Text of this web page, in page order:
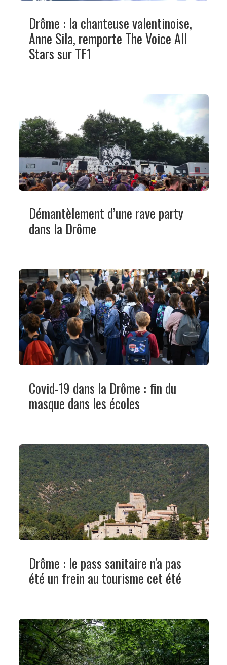
Drôme : la chanteuse valentinoise,
Anne Sila, remporte The Voice All
Stars sur TF1
Démantèlement d’une rave party
dans la Drôme
Covid-19 dans la Drôme : fin du
masque dans les écoles
Drôme : le pass sanitaire n'a pas
été un frein au tourisme cet été